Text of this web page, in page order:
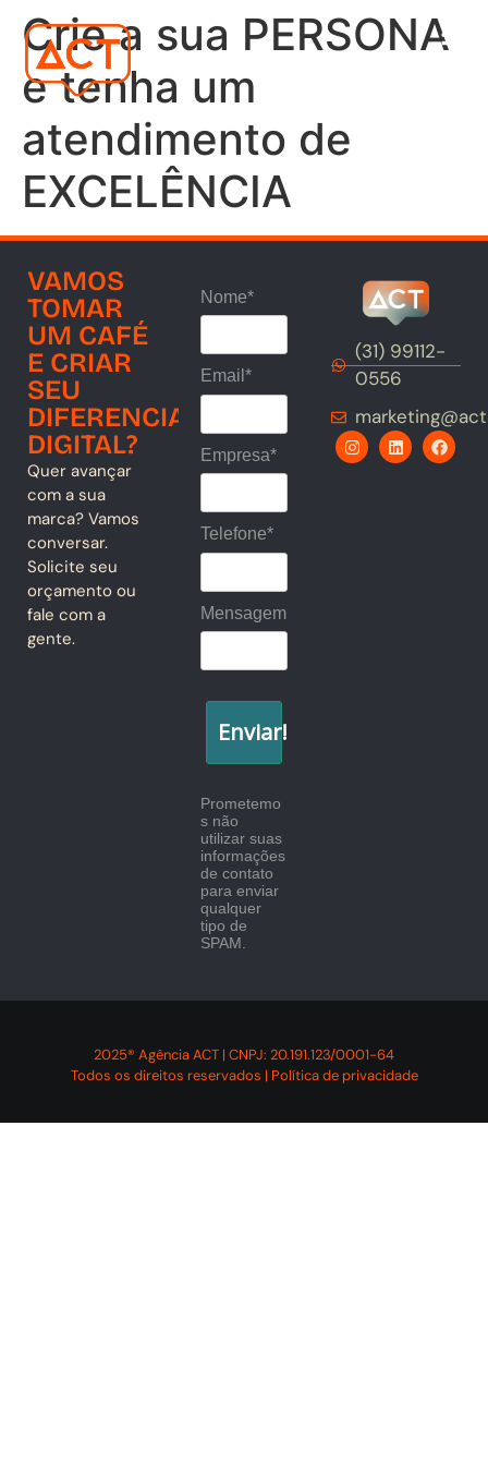
Crie a sua PERSONA
e tenha um
atendimento de
EXCELÊNCIA
VAMOS
TOMAR
UM CAFÉ
E CRIAR
SEU
DIFERENCIAL
DIGITAL?
Quer avançar
com a sua
marca? Vamos
conversar.
Solicite seu
orçamento ou
fale com a
gente.
Nome*
Email*
Empresa*
Telefone*
Mensagem
Enviar!
Prometemo
s não
utilizar suas
informações
de contato
para enviar
qualquer
tipo de
SPAM.
(31) 99112-
0556
2025® Agência ACT | CNPJ: 20.191.123/0001-64
Todos os direitos reservados | Política de privacidade